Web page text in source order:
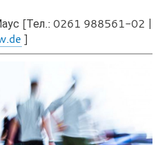
[Тел.: 0261 988561-02 |
]